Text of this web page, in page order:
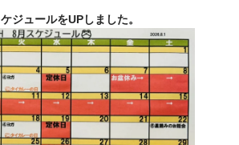
・SAKU LIFE 5月号
ジュールをUPしました。